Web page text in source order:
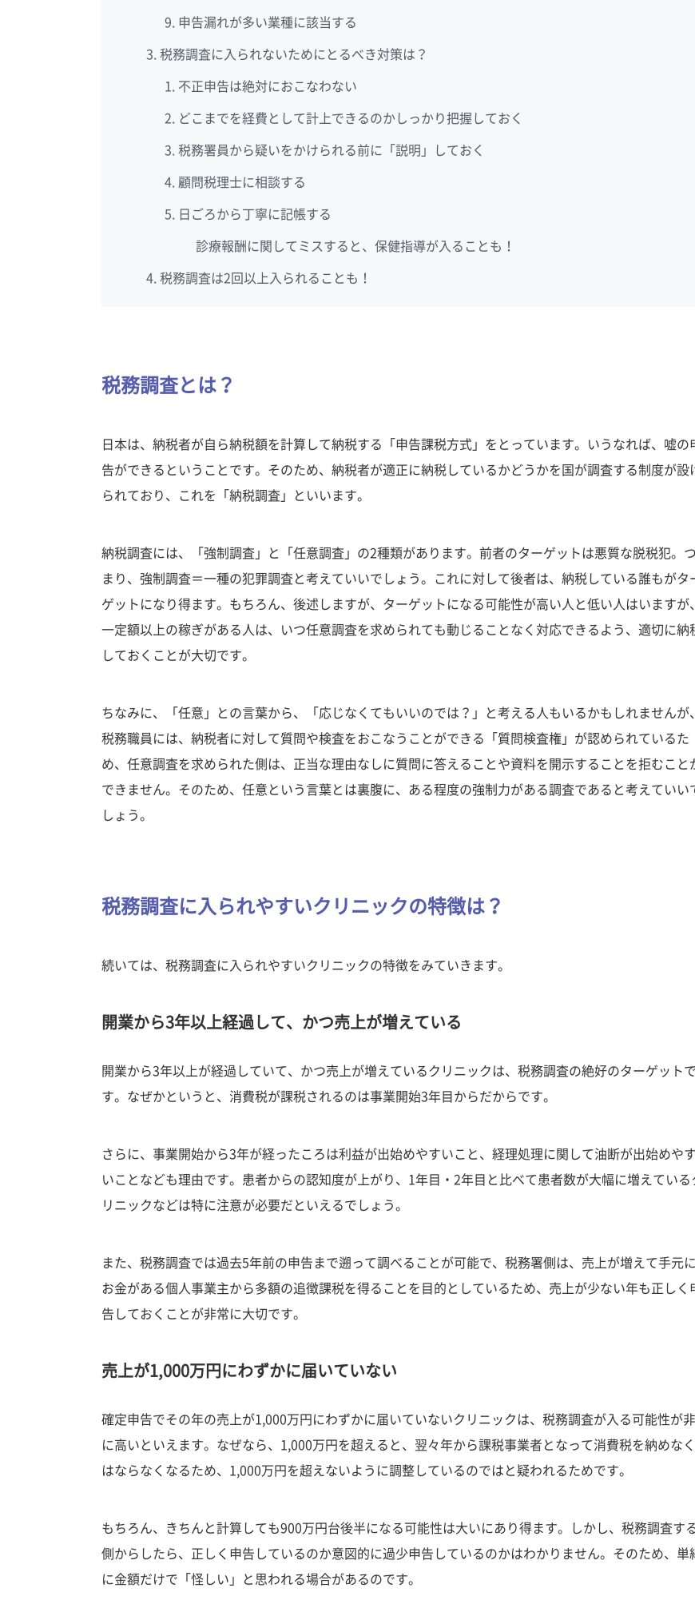
申告漏れが多い業種に該当する
税務調査に入られないためにとるべき対策は？
不正申告は絶対におこなわない
どこまでを経費として計上できるのかしっかり把握しておく
税務署員から疑いをかけられる前に「説明」しておく
顧問税理士に相談する
日ごろから丁寧に記帳する
診療報酬に関してミスすると、保健指導が入ることも！
税務調査は2回以上入られることも！
税務調査とは？
日本は、納税者が自ら納税額を計算して納税する「申告課税方式」をとっています。いうなれば、嘘の
告ができるということです。そのため、納税者が適正に納税しているかどうかを国が調査する制度が設
られており、これを「納税調査」といいます。
納税調査には、「強制調査」と「任意調査」の2種類があります。前者のターゲットは悪質な脱税犯。つ
まり、強制調査＝一種の犯罪調査と考えていいでしょう。これに対して後者は、納税している誰もがタ
ゲットになり得ます。もちろん、後述しますが、ターゲットになる可能性が高い人と低い人はいますが、
一定額以上の稼ぎがある人は、いつ任意調査を求められても動じることなく対応できるよう、適切に納
しておくことが大切です。
ちなみに、「任意」との言葉から、「応じなくてもいいのでは？」と考える人もいるかもしれませんが、
税務職員には、納税者に対して質問や検査をおこなうことができる「質問検査権」が認められているた
め、任意調査を求められた側は、正当な理由なしに質問に答えることや資料を開示することを拒むこと
できません。そのため、任意という言葉とは裏腹に、ある程度の強制力がある調査であると考えていい
しょう。
税務調査に入られやすいクリニックの特徴は？
続いては、税務調査に入られやすいクリニックの特徴をみていきます。
開業から3年以上経過して、かつ売上が増えている
開業から3年以上が経過していて、かつ売上が増えているクリニックは、税務調査の絶好のターゲットで
す。なぜかというと、消費税が課税されるのは事業開始3年目からだからです。
さらに、事業開始から3年が経ったころは利益が出始めやすいこと、経理処理に関して油断が出始めやす
いことなども理由です。患者からの認知度が上がり、1年目・2年目と比べて患者数が大幅に増えている
リニックなどは特に注意が必要だといえるでしょう。
また、税務調査では過去5年前の申告まで遡って調べることが可能で、税務署側は、売上が増えて手元に
お金がある個人事業主から多額の追徴課税を得ることを目的としているため、売上が少ない年も正しく
告しておくことが非常に大切です。
売上が1,000万円にわずかに届いていない
確定申告でその年の売上が1,000万円にわずかに届いていないクリニックは、税務調査が入る可能性が
に高いといえます。なぜなら、1,000万円を超えると、翌々年から課税事業者となって消費税を納めな
はならなくなるため、1,000万円を超えないように調整しているのではと疑われるためです。
もちろん、きちんと計算しても900万円台後半になる可能性は大いにあり得ます。しかし、税務調査す
側からしたら、正しく申告しているのか意図的に過少申告しているのかはわかりません。そのため、単
に金額だけで「怪しい」と思われる場合があるのです。